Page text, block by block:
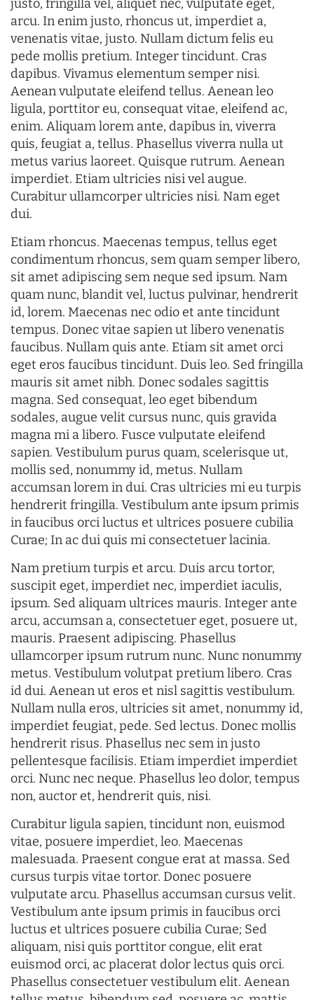
justo, fringilla vel, aliquet nec, vulputate eget,
arcu. In enim justo, rhoncus ut, imperdiet a,
venenatis vitae, justo. Nullam dictum felis eu
pede mollis pretium. Integer tincidunt. Cras
dapibus. Vivamus elementum semper nisi.
Aenean vulputate eleifend tellus. Aenean leo
ligula, porttitor eu, consequat vitae, eleifend ac,
enim. Aliquam lorem ante, dapibus in, viverra
quis, feugiat a, tellus. Phasellus viverra nulla ut
metus varius laoreet. Quisque rutrum. Aenean
imperdiet. Etiam ultricies nisi vel augue.
Curabitur ullamcorper ultricies nisi. Nam eget
dui.
Etiam rhoncus. Maecenas tempus, tellus eget
condimentum rhoncus, sem quam semper libero,
sit amet adipiscing sem neque sed ipsum. Nam
quam nunc, blandit vel, luctus pulvinar, hendrerit
id, lorem. Maecenas nec odio et ante tincidunt
tempus. Donec vitae sapien ut libero venenatis
faucibus. Nullam quis ante. Etiam sit amet orci
eget eros faucibus tincidunt. Duis leo. Sed fringilla
mauris sit amet nibh. Donec sodales sagittis
magna. Sed consequat, leo eget bibendum
sodales, augue velit cursus nunc, quis gravida
magna mi a libero. Fusce vulputate eleifend
sapien. Vestibulum purus quam, scelerisque ut,
mollis sed, nonummy id, metus. Nullam
accumsan lorem in dui. Cras ultricies mi eu turpis
hendrerit fringilla. Vestibulum ante ipsum primis
in faucibus orci luctus et ultrices posuere cubilia
Curae; In ac dui quis mi consectetuer lacinia.
Nam pretium turpis et arcu. Duis arcu tortor,
suscipit eget, imperdiet nec, imperdiet iaculis,
ipsum. Sed aliquam ultrices mauris. Integer ante
arcu, accumsan a, consectetuer eget, posuere ut,
mauris. Praesent adipiscing. Phasellus
ullamcorper ipsum rutrum nunc. Nunc nonummy
metus. Vestibulum volutpat pretium libero. Cras
id dui. Aenean ut eros et nisl sagittis vestibulum.
Nullam nulla eros, ultricies sit amet, nonummy id,
imperdiet feugiat, pede. Sed lectus. Donec mollis
hendrerit risus. Phasellus nec sem in justo
pellentesque facilisis. Etiam imperdiet imperdiet
orci. Nunc nec neque. Phasellus leo dolor, tempus
non, auctor et, hendrerit quis, nisi.
Curabitur ligula sapien, tincidunt non, euismod
vitae, posuere imperdiet, leo. Maecenas
malesuada. Praesent congue erat at massa. Sed
cursus turpis vitae tortor. Donec posuere
vulputate arcu. Phasellus accumsan cursus velit.
Vestibulum ante ipsum primis in faucibus orci
luctus et ultrices posuere cubilia Curae; Sed
aliquam, nisi quis porttitor congue, elit erat
euismod orci, ac placerat dolor lectus quis orci.
Phasellus consectetuer vestibulum elit. Aenean